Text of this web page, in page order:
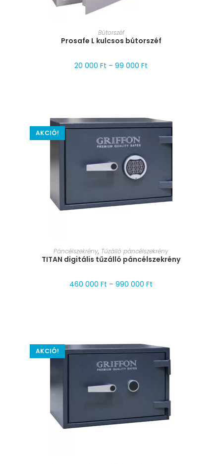
MÉRET VÁLASZTÁSA
Bútorszéf
Prosafe L kulcsos bútorszéf
20 000 Ft – 99 000 Ft
AKCIÓ!
MÉRET VÁLASZTÁSA
Páncélszekrény, Tűzálló páncélszekrény
TITAN digitális tűzálló páncélszekrény
460 000 Ft – 990 000 Ft
AKCIÓ!